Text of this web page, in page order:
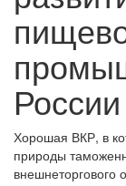
России
Хорошая ВКР, в
природы
внешнеторгового